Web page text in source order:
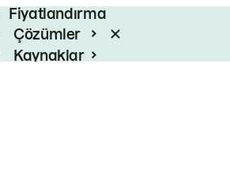
Fiyatlandırma
Çözümler
Kaynaklar